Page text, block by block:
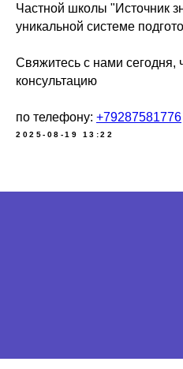
Частной школы "Источник
уникальной системе
Свяжитесь с нами сегодня,
консультацию
по телефону: +79287581776
2025-08-19 13:22